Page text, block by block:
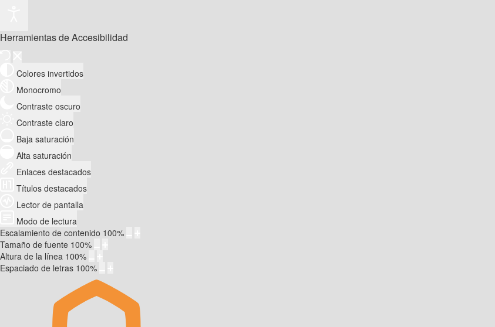
Herramientas de Accesibilidad
Colores invertidos
Monocromo
Contraste oscuro
Contraste claro
Baja saturación
Alta saturación
Enlaces destacados
Títulos destacados
Lector de pantalla
Modo de lectura
Escalamiento de contenido 100%
Tamaño de fuente 100%
Altura de la línea 100%
Espaciado de letras 100%